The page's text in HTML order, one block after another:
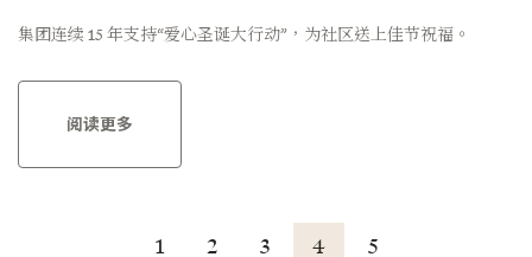
集团连续 15 年支持“爱心圣诞大行动”，为社区送上佳节祝福。
阅读更多
1 2 3 4 5